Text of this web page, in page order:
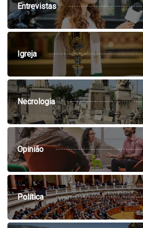
Entrevistas
Igreja
Necrologia
Opinião
Política